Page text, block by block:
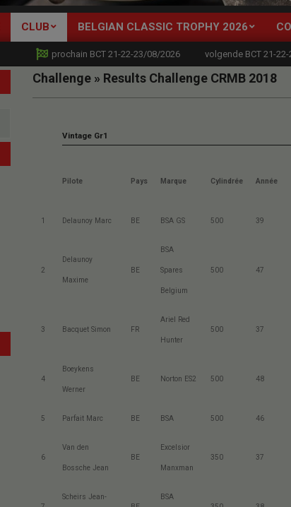
Primary
Menu
CLUB BELGIAN CLASSIC TROPHY 2026
prochain BCT 21-22-23/08/2026
volgende BCT 21-
Challenge » Results Challenge CRMB 2018
Vintage Gr1
Pilote Pays Marque Cylindrée Année
1 Delaunoy Marc BE BSA GS 500 39
2
Delaunoy
Maxime
BE
BSA
Spares
Belgium
500 47
3 Bacquet Simon FR
Ariel Red
Hunter
500 37
4
Boeykens
Werner
BE Norton ES2 500 48
5 Parfait Marc BE BSA 500 46
6
Van den
Bossche Jean
BE
Excelsior
Manxman
350 37
Scheirs Jean- BSA